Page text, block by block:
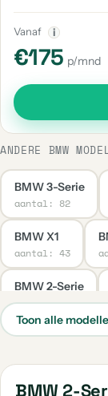
Vanaf i
€175 p/mnd
ANDERE BMW
BMW 3-Serie
aantal: 82
BMW X1
aantal: 43
BMW 2-Serie
aantal: 23
BMW 6-Serie
BMW 2-Serie
BMW 2-